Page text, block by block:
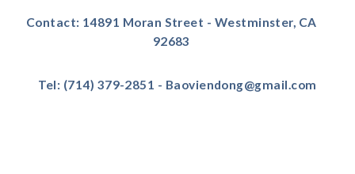
Contact: 14891 Moran Street - Westminster, CA
92683
Tel: (714) 379-2851 - Baoviendong@gmail.com